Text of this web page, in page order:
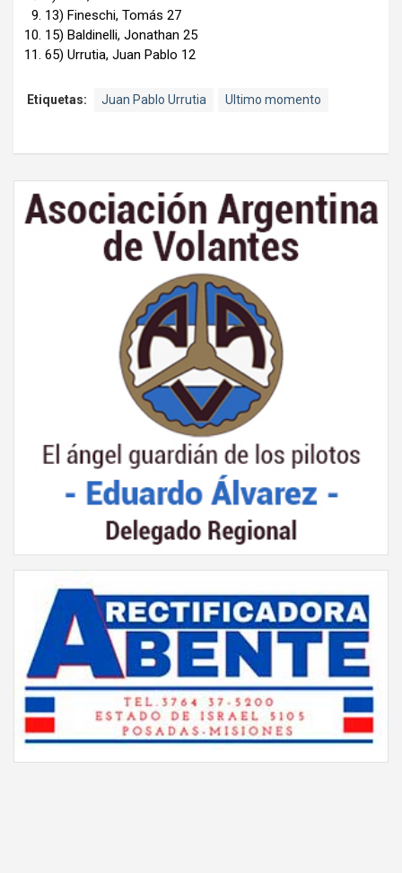
13) Fineschi, Tomás 27
15) Baldinelli, Jonathan 25
65) Urrutia, Juan Pablo 12
Etiquetas: Juan Pablo Urrutia Ultimo momento